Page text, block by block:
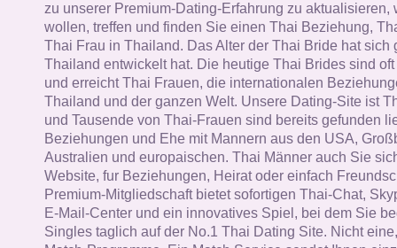
zu unserer Premium-Dating-Erfahrung zu aktualisieren,
wollen, treffen und finden Sie einen Thai Beziehung,
Thai Frau in Thailand. Das Alter der Thai Bride hat sich
Thailand entwickelt hat. Die heutige Thai Brides sind
und erreicht Thai Frauen, die internationalen
Thailand und der ganzen Welt. Unsere Dating-Site ist
und Tausende von Thai-Frauen sind bereits gefunden
Beziehungen und Ehe mit Mannern aus den USA,
Australien und europaischen. Thai Männer auch Sie
Website, fur Beziehungen, Heirat oder einfach
Premium-Mitgliedschaft bietet sofortigen Thai-Chat,
E-Mail-Center und ein innovatives Spiel, bei dem Sie
Singles taglich auf der No.1 Thai Dating Site. Nicht